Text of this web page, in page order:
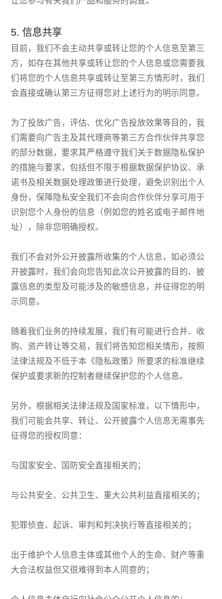
5. 信息共享
目前，我们不会主动共享或转让您的个人信息至第三
方，如存在其他共享或转让您的个人信息或您需要我
们将您的个人信息共享或转让至第三方情形时，我们
会直接或确认第三方征得您对上述行为的明示同意。
为了投放广告，评估、优化广告投放效果等目的，我
们需要向广告主及其代理商等第三方合作伙伴共享您
的部分数据，要求其严格遵守我们关于数据隐私保护
的措施与要求，包括但不限于根据数据保护协议、承
诺书及相关数据处理政策进行处理，避免识别出个人
身份，保障隐私安全我们不会向合作伙伴分享可用于
识别您个人身份的信息（例如您的姓名或电子邮件地
址），除非您明确授权。
我们不会对外公开披露所收集的个人信息，如必须公
开披露时，我们会向您告知此次公开披露的目的、披
露信息的类型及可能涉及的敏感信息，并征得您的明
示同意。
随着我们业务的持续发展，我们有可能进行合并、收
购、资产转让等交易，我们将告知您相关情形，按照
法律法规及不低于本《隐私政策》所要求的标准继续
保护或要求新的控制者继续保护您的个人信息。
另外，根据相关法律法规及国家标准，以下情形中，
我们可能会共享、转让、公开披露个人信息无需事先
征得您的授权同意：
与国家安全、国防安全直接相关的；
与公共安全、公共卫生、重大公共利益直接相关的；
犯罪侦查、起诉、审判和判决执行等直接相关的；
出于维护个人信息主体或其他个人的生命、财产等重
大合法权益但又很难得到本人同意的；